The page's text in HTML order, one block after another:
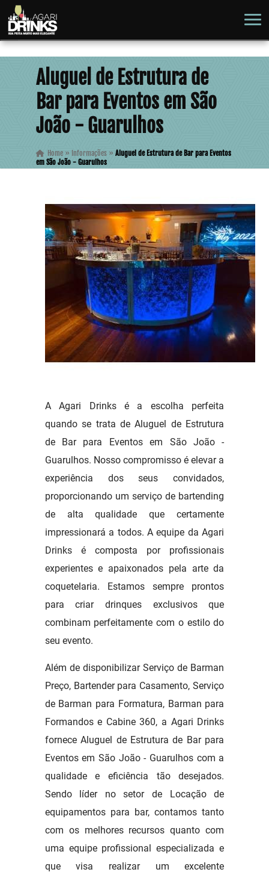
Aluguel de Estrutura de
Bar para Eventos em São
João - Guarulhos
Home» Informações » Aluguel de Estrutura de Bar para Eventos
em São João - Guarulhos
A Agari Drinks é a escolha perfeita
quando se trata de Aluguel de Estrutura
de Bar para Eventos em São João -
Guarulhos. Nosso compromisso é elevar a
experiência dos seus convidados,
proporcionando um serviço de bartending
de alta qualidade que certamente
impressionará a todos. A equipe da Agari
Drinks é composta por profissionais
experientes e apaixonados pela arte da
coquetelaria. Estamos sempre prontos
para criar drinques exclusivos que
combinam perfeitamente com o estilo do
seu evento.
Além de disponibilizar Serviço de Barman
Preço, Bartender para Casamento, Serviço
de Barman para Formatura, Barman para
Formandos e Cabine 360, a Agari Drinks
fornece Aluguel de Estrutura de Bar para
Eventos em São João - Guarulhos com a
qualidade e eficiência tão desejados.
Sendo líder no setor de Locação de
equipamentos para bar, contamos tanto
com os melhores recursos quanto com
uma equipe profissional especializada e
que visa realizar um excelente